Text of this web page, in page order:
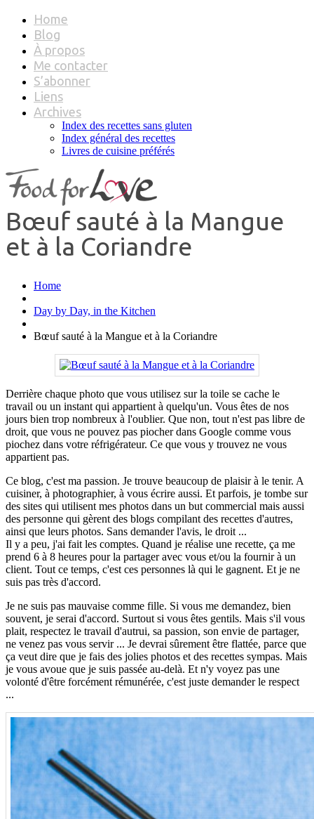
Home
Blog
À propos
Me contacter
S’abonner
Liens
Archives
Index des recettes sans gluten
Index général des recettes
Livres de cuisine préférés
Bœuf sauté à la Mangue
et à la Coriandre
Home
Day by Day, in the Kitchen
Bœuf sauté à la Mangue et à la Coriandre
Derrière chaque photo que vous utilisez sur la toile se cache le
travail ou un instant qui appartient à quelqu'un. Vous êtes de nos
jours bien trop nombreux à l'oublier. Que non, tout n'est pas libre de
droit, que vous ne pouvez pas piocher dans Google comme vous
piochez dans votre réfrigérateur. Ce que vous y trouvez ne vous
appartient pas.
Ce blog, c'est ma passion. Je trouve beaucoup de plaisir à le tenir. A
cuisiner, à photographier, à vous écrire aussi. Et parfois, je tombe sur
des sites qui utilisent mes photos dans un but commercial mais aussi
des personne qui gèrent des blogs compilant des recettes d'autres,
ainsi que leurs photos. Sans demander l'avis, le droit ...
Il y a peu, j'ai fait les comptes. Quand je réalise une recette, ça me
prend 6 à 8 heures pour la partager avec vous et/ou la fournir à un
client. Tout ce temps, c'est ces personnes là qui le gagnent. Et je ne
suis pas très d'accord.
Je ne suis pas mauvaise comme fille. Si vous me demandez, bien
souvent, je serai d'accord. Surtout si vous êtes gentils. Mais s'il vous
plait, respectez le travail d'autrui, sa passion, son envie de partager,
ne venez pas vous servir ... Je devrai sûrement être flattée, parce que
ça veut dire que je fais des jolies photos et des recettes sympas. Mais
je vous avoue que je suis passée au-delà. Et n'y voyez pas une
volonté d'être forcément rémunérée, c'est juste demander le respect
...